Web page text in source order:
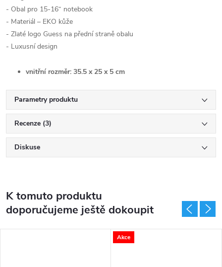
- Obal pro 15-16“ notebook
- Materiál – EKO kůže
- Zlaté logo Guess na přední straně obalu
- Luxusní design
vnitřní rozměr: 35.5 x 25 x 5 cm
Parametry produktu
Recenze (3)
Diskuse
K tomuto produktu
doporučujeme ještě dokoupit
Akce